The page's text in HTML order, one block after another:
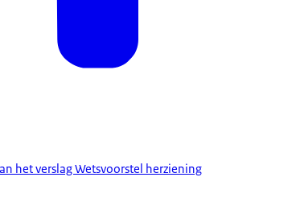
het verslag Wetsvoorstel herziening